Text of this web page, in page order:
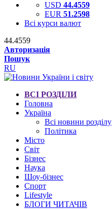
USD 44.4559
EUR 51.2598
Всі курси валют
44.4559
Авторизація
Пошук
RU
ВСІ РОЗДІЛИ
Головна
Україна
Всі новини розділу
Політика
Місто
Світ
Бізнес
Наука
Шоу-бізнес
Спорт
Lifestyle
БЛОГИ ЧИТАЧІВ